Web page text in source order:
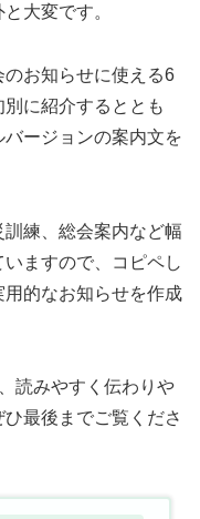
大変です。
お知らせに使える6
に紹介するととも
ージョンの案内文を
練、総会案内など幅
ますので、コピペし
的なお知らせを作成
読みやすく伝わりや
最後までご覧くださ